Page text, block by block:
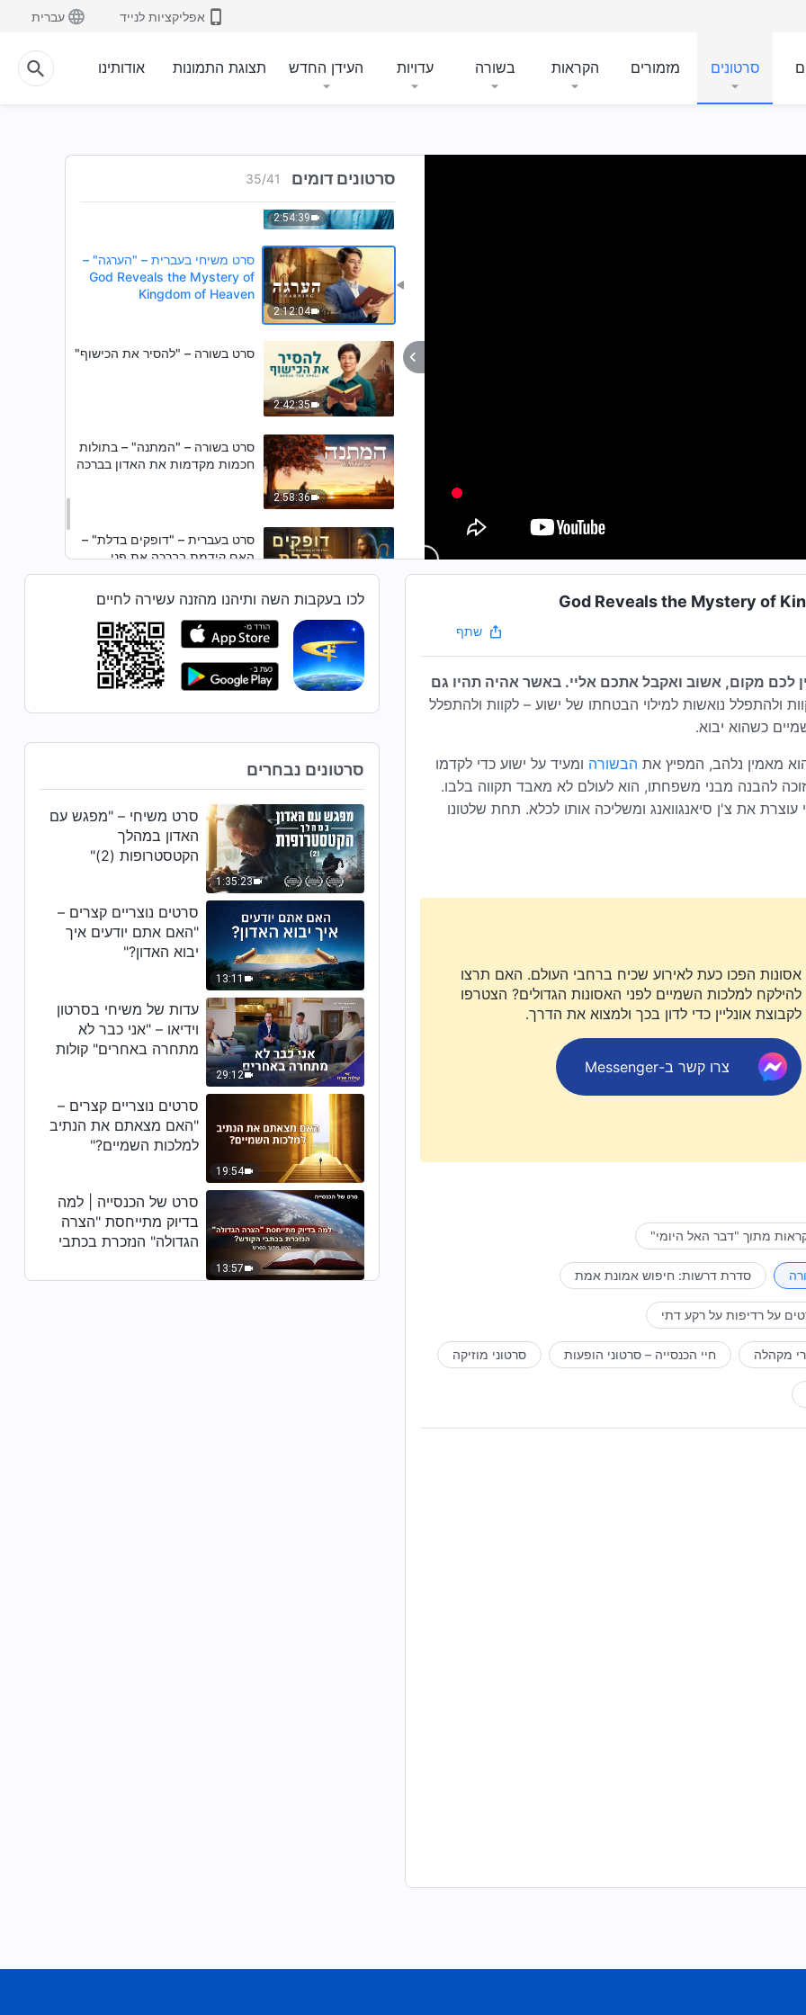
אפליקציות לנייד עברית
סרטונים מזמורים הקראות בשורה עדויות העידן החדש תצוגת התמונות אודותינו
סרטונים דומים 35/41
Rumors and Welcoming the
סרט משיחי – "אמונה באלוהים" –
2:54:39
צורבים" – חזרתו בתשובה של
מאמין באלוהים
2:12:04
סרט משיחי בעברית – "הערגה" –
God Reveals the Mystery of
Kingdom of Heaven
2:42:35
סרט בשורה – "להסיר את הכישוף"
2:58:36
סרט בשורה – "המתנה" – בתולות
חכמות מקדמות את האדון בברכה
סרט בעברית – "דופקים בדלת" –
האם קידמת בברכה את פני
המשיח?
1:42:29
סרט בשורה – "רגע השינוי"
2:54:05
3:01:25
סרט משיחי – "תעלומת האלוהות"
שתף
לכם מקום, אשוב ואקבל אתכם אליי. באשר אהיה תהיו גם
ולהתפלל נואשות למילוי הבטחתו של ישוע – לקוות ולהתפלל
כשהוא יבוא.
מאמין נלהב, המפיץ את הבשורה ומעיד על ישוע כדי לקדמו
להבנה מבני משפחתו, הוא לעולם לא מאבד תקווה בלבו.
את צ'ן סיאנגוואנג ומשליכה אותו לכלא. תחת שלטונו
צ'ן שנים של תפיסות ודמיון, כאשר המתין והתפלל לשובו
השמיים," האם המלכות נמצאת בפועל על פני האדמה או
אסונות הפכו כעת לאירוע שכיח ברחבי העולם. האם תרצו
להילקח למלכות השמיים לפני האסונות הגדולים? הצטרפו
לקבוצת אונליין כדי לדון בכך ולמצוא את הדרך.
צרו קשר ב-Messenger
מתוך "דבר האל היומי"
סדרת דרשות: חיפוש אמונת אמת
על רדיפות על רקע דתי
מקהלה חיי הכנסייה – סרטוני הופעות סרטוני מוזיקה
לכו בעקבות השה ותיהנו מהזנה עשירה לחיים
סרטונים נבחרים
1:35:23
סרט משיחי – "מפגש עם
האדון במהלך
הקטסטרופות (2)"
13:11
סרטים נוצריים קצרים –
"האם אתם יודעים איך
יבוא האדון?"
29:12
עדות של משיחי בסרטון
וידיאו – "אני כבר לא
מתחרה באחרים" קולות
19:54
סרטים נוצריים קצרים –
"האם מצאתם את הנתיב
למלכות השמיים?"
13:57
סרט של הכנסייה | למה
בדיוק מתייחסת "הצרה
הגדולה" הנזכרת בכתבי
מסרט)